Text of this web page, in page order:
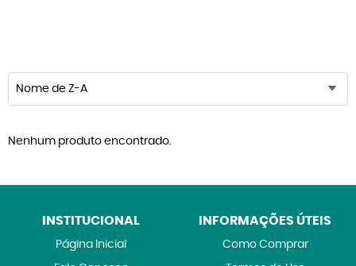
Nome de Z-A
Nenhum produto encontrado.
INSTITUCIONAL
Página Inicial
INFORMAÇÕES ÚTEIS
Como Comprar